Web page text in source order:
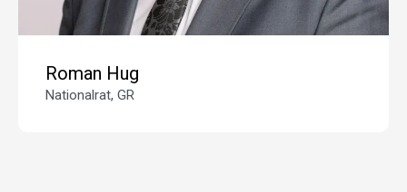
Roman Hug
Nationalrat, GR